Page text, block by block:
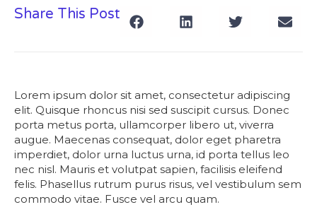
Share This Post
Lorem ipsum dolor sit amet, consectetur adipiscing
elit. Quisque rhoncus nisi sed suscipit cursus. Donec
porta metus porta, ullamcorper libero ut, viverra
augue. Maecenas consequat, dolor eget pharetra
imperdiet, dolor urna luctus urna, id porta tellus leo
nec nisl. Mauris et volutpat sapien, facilisis eleifend
felis. Phasellus rutrum purus risus, vel vestibulum sem
commodo vitae. Fusce vel arcu quam.